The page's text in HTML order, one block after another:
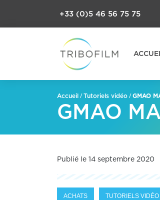
+33 (0)5 46 56 75 75
Accueil /Tutoriels vidéo /GMAO
GMAO
Publié le 14 septembre 2020
ACHATS TUTORIELS VIDÉO